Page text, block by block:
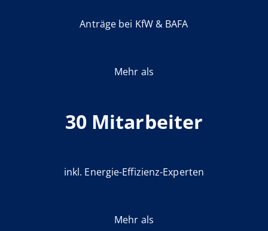
Anträge bei KfW & BAFA
Mehr als
30 Mitarbeiter
inkl. Energie-Effizienz-Experten
Mehr als